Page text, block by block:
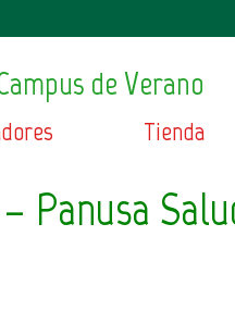
de Verano
Tienda
Panusa